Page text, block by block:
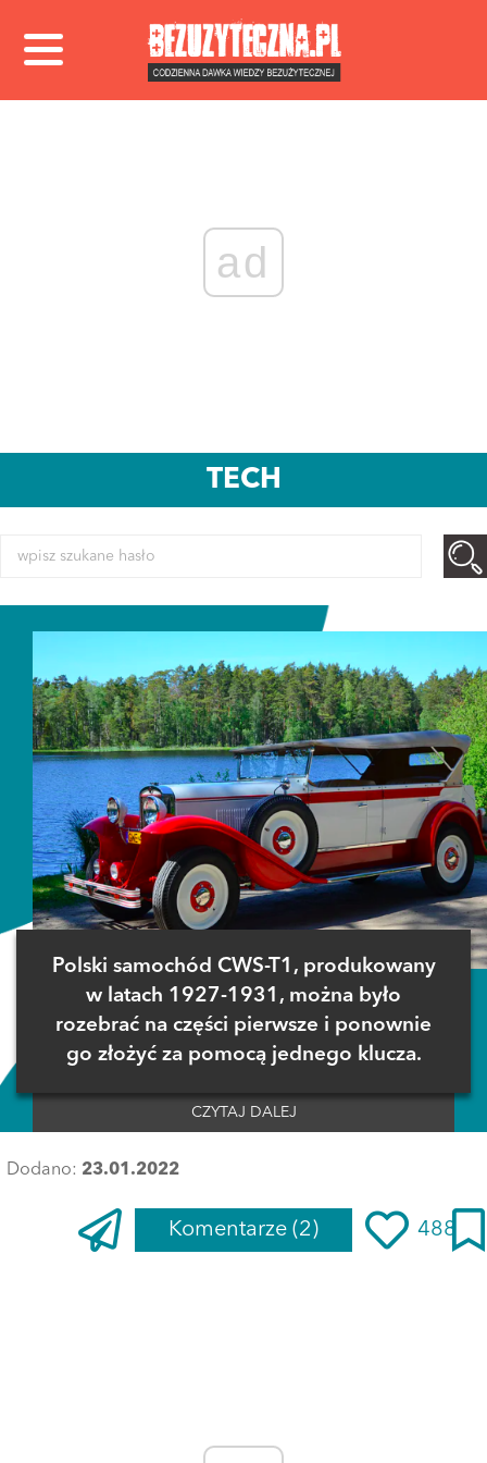
ad
TECH
Polski samochód CWS-T1, produkowany
w latach 1927-1931, można było
rozebrać na części pierwsze i ponownie
go złożyć za pomocą jednego klucza.
CZYTAJ DALEJ
Dodano: 23.01.2022
Komentarze (2) 488